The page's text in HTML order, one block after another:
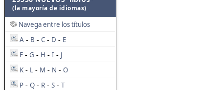
(la mayoría de idiomas)
Navega entre los títulos
A - B - C - D - E
F - G - H - I - J
K - L - M - N - O
P - Q - R - S - T